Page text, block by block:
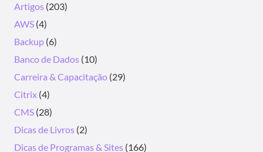
Artigos (203)
AWS (4)
Backup (6)
Banco de Dados (10)
Carreira & Capacitação (29)
Citrix (4)
CMS (28)
Dicas de Livros (2)
Dicas de Programas & Sites (166)